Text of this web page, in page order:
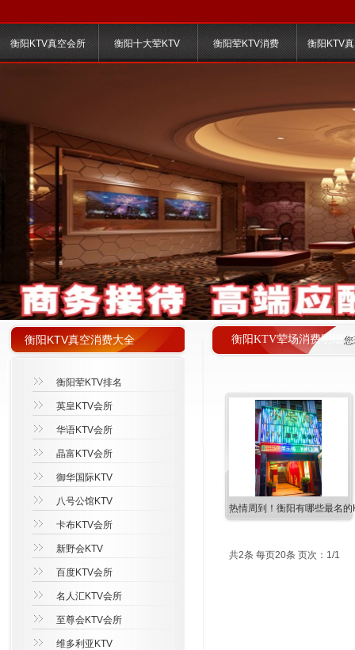
衡阳KTV真空会所 衡阳十大荤KTV 衡阳荤KTV消费 衡阳KTV
衡阳KTV荤场消费明细
热情周到！衡阳有哪些最名
共2条 每页20条 页次：1/1
衡阳KTV真空消费大全
衡阳荤KTV排名
英皇KTV会所
华语KTV会所
晶富KTV会所
御华国际KTV
八号公馆KTV
卡布KTV会所
新野会KTV
百度KTV会所
名人汇KTV会所
至尊会KTV会所
维多利亚KTV